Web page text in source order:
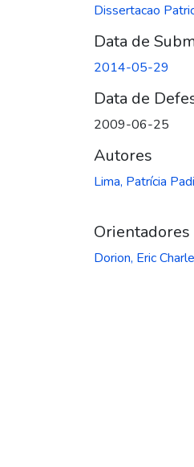
Dissertacao
Data de
2014-05-29
Data de
2009-06-25
Autores
Lima, Patrícia
Orientadores
Dorion, Eric